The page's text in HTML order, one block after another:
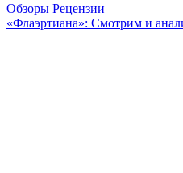
Обзоры Рецензии
«Флаэртиана»: Смотрим и